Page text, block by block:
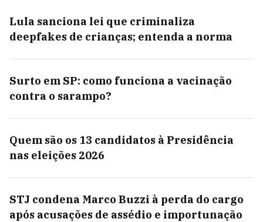
Lula sanciona lei que criminaliza
deepfakes de crianças; entenda a norma
Surto em SP: como funciona a vacinação
contra o sarampo?
Quem são os 13 candidatos à Presidência
nas eleições 2026
STJ condena Marco Buzzi à perda do cargo
após acusações de assédio e importunação